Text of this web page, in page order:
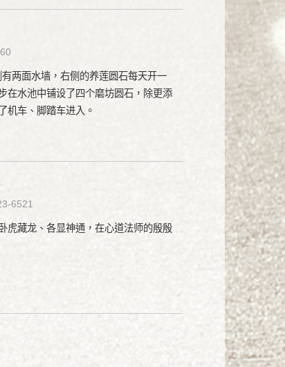
两面水墙，右侧的养莲圆石每天开一
在水池中铺设了四个磨坊圆石，除更添
机车、脚踏车进入。
6521
虎藏龙、各显神通，在心道法师的殷殷